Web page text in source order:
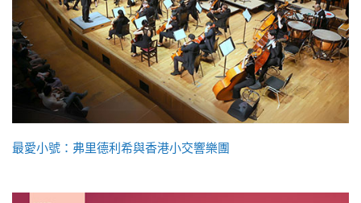
最愛小號：弗里德利希與香港小交響樂團